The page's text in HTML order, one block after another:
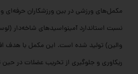
مکمل‌های ورزشی در بین ورزشکاران حرفه‌ای
نسبت استاندارد آمینواسیدهای شاخه‌دار
والین) تولید شده است. این مکمل با هدف
ریکاوری و جلوگیری از تخریب عضلات در